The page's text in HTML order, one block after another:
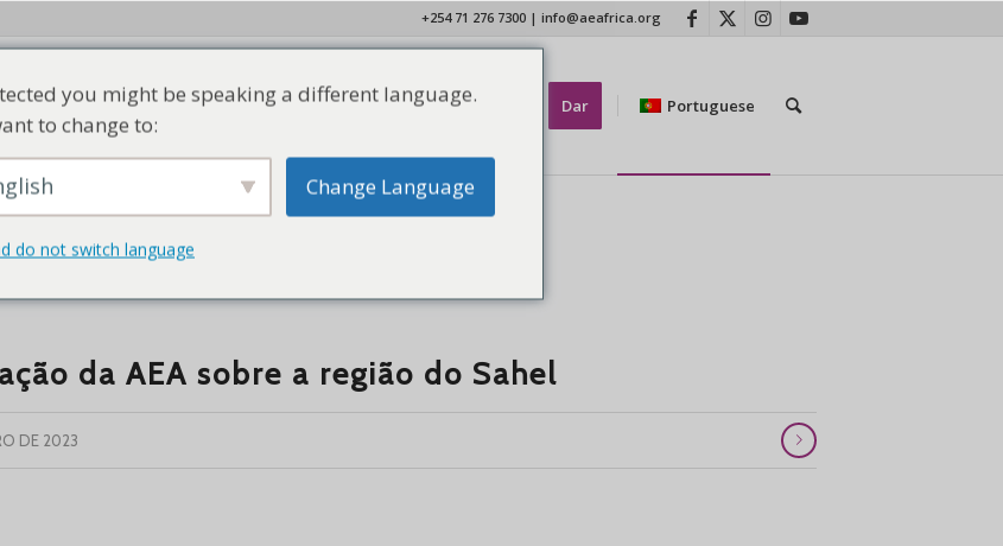
+254 71 276 7300 | info@aeafrica.org
Quem Somos Nossos Membros Recursos Contate-nos Dar Portuguese
da AEA sobre a região do Sahel
DE 2023
you might be speaking a different language.
to change to:
Change Language
do not switch language